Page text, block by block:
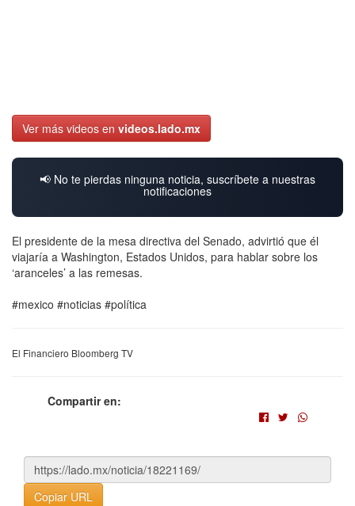
Ver más videos en videos.lado.mx
📢 No te pierdas ninguna noticia, suscríbete a nuestras
notificaciones
El presidente de la mesa directiva del Senado, advirtió que él
viajaría a Washington, Estados Unidos, para hablar sobre los
‘aranceles’ a las remesas.
#mexico #noticias #política
El Financiero Bloomberg TV
Compartir en:
Copiar URL